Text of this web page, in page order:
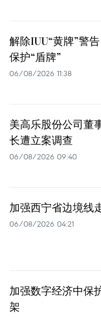
解除IUU“黄牌”警
保护“盾牌”
06/08/2026 11:38
美高乐股份公司董
长遭立案调查
06/08/2026 09:40
加强西宁省边境线
06/08/2026 04:21
加强数字经济中保
架